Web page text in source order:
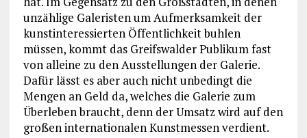
unzählige Galeristen um Aufmerksamkeit der
kunstinteressierten Öffentlichkeit buhlen
müssen, kommt das Greifswalder Publikum fast
von alleine zu den Ausstellungen der Galerie.
Dafür lässt es aber auch nicht unbedingt die
Mengen an Geld da, welches die Galerie zum
Überleben braucht, denn der Umsatz wird auf den
großen internationalen Kunstmessen verdient.